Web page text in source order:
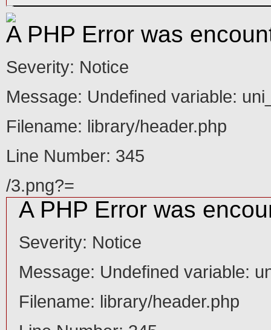
A PHP Error was encountered
Severity: Notice
Filename: library/header.php
/2.png?=
Severity: Notice
Filename: library/header.php
Line Number: 345
A PHP Error was encountered
Severity: Warning
Message: filemtime(): stat failed for
Filename: library/header.php
Line Number: 345
A PHP Error was
Severity: Notice
Message: Undefined variable:
Filename: library/header.php
Line Number: 345
/3.png?=
A PHP Error was
Severity: Notice
Message: Undefined variable:
Filename: library/header.php